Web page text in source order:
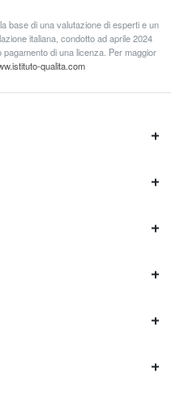
base di una valutazione di esperti e un
italiana, condotto ad aprile 2024
di una licenza. Per maggior
qualita.com